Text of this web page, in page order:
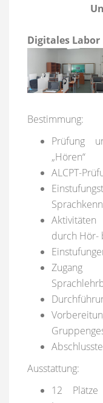
Digitales Labor
Bestimmung:
Prüfung
„Hören“
ALCPT-
durch Hör-
Ausstattung:
12 Plätze